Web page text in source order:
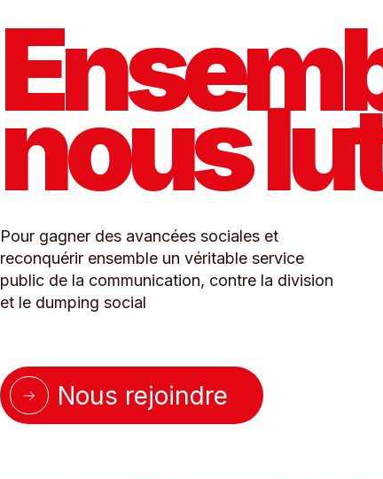
nous
Pour gagner des avancées sociales et
reconquérir ensemble un véritable service
public de la communication, contre la division
et le dumping social
Nous rejoindre